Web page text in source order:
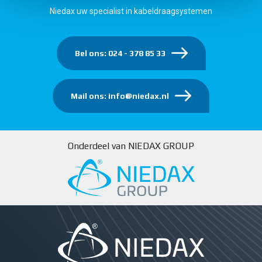
Niedax uw specialist in kabeldraagsystemen
Bel ons: 024 - 378 85 33
Mail ons: info@niedax.nl
Onderdeel van NIEDAX GROUP